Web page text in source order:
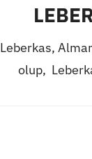
Leberkas,
olup,